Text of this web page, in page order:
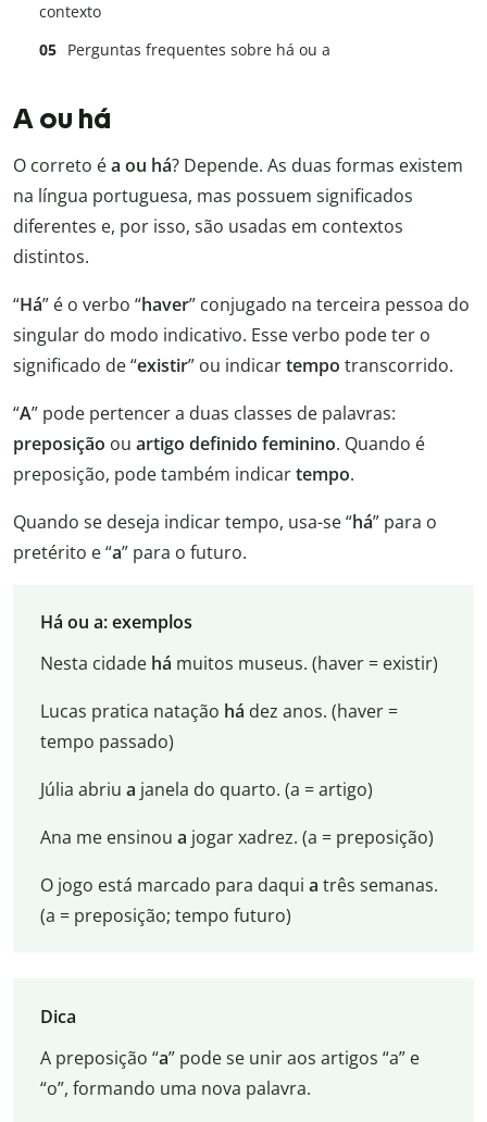
contexto
Perguntas frequentes sobre há ou a
A ou há
O correto éa ou há? Depende. As duas formas existem
na língua portuguesa, mas possuem significados
diferentes e, por isso, são usadas em contextos
distintos.
“Há” é o verbo “haver” conjugado na terceira pessoa do
singular do modo indicativo. Esse verbo pode ter o
significado de “existir” ou indicartempo transcorrido.
“A” pode pertencer a duas classes de palavras:
preposição ou artigo definido feminino. Quando é
preposição, pode também indicartempo.
Quando se deseja indicar tempo, usa-se “há” para o
pretérito e “a” para o futuro.
Há ou a: exemplos
Nesta cidade há muitos museus. (haver = existir)
Lucas pratica natação há dez anos. (haver =
tempo passado)
Júlia abriu a janela do quarto. (a = artigo)
Ana me ensinou a jogar xadrez. (a = preposição)
O jogo está marcado para daqui a três semanas.
(a = preposição; tempo futuro)
Dica
A preposição “a” pode se unir aos artigos “a” e
“o”, formando uma nova palavra.